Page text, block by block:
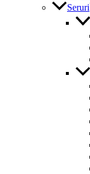
Seruri